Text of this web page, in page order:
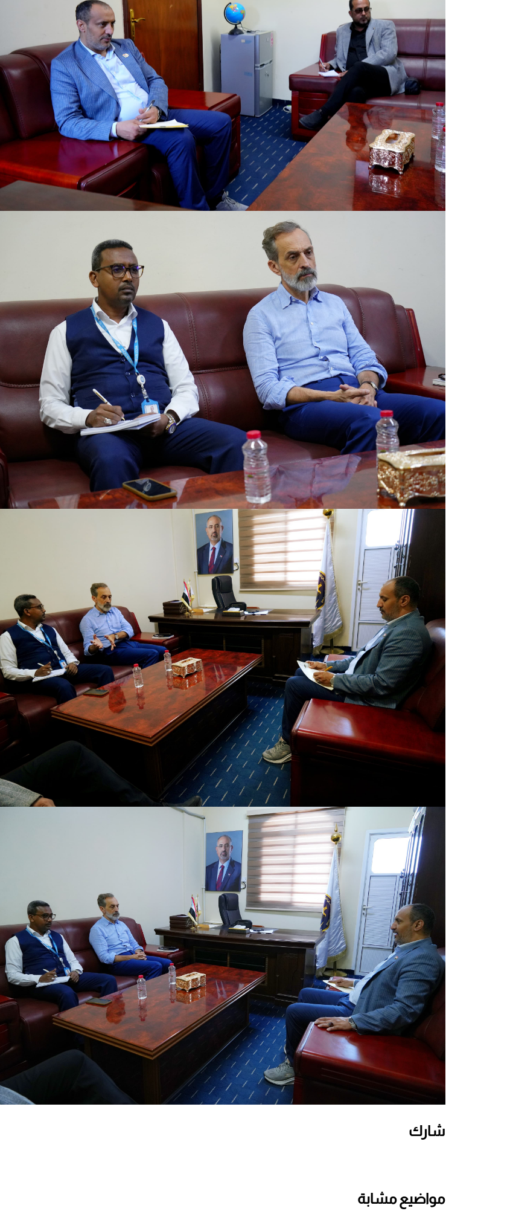
شارك
مواضيع مشابة